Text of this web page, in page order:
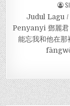
Judul Lagu
Penyanyi 鄧麗
能忘我和他在